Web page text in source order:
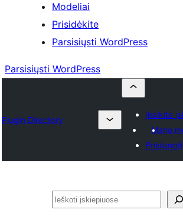
Modeliai
Prisidėkite
Parsisiųsti WordPress
Parsisiųsti WordPress
Plugin Directory
Įkelkite
Mano
Prisijungti
Paieška